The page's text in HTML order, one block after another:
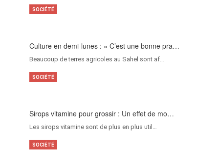
Culture en demi-lunes : « C’est une bonne pra…
Beaucoup de terres agricoles au Sahel sont af…
SOCIÉTÉ
Sirops vitamine pour grossir : Un effet de mo…
Les sirops vitamine sont de plus en plus util…
SOCIÉTÉ
SOCIÉTÉ